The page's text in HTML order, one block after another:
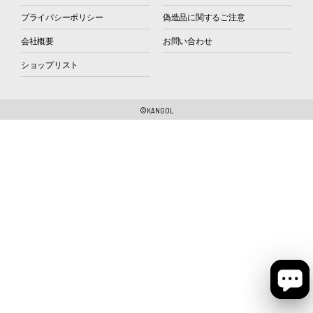
プライバシーポリシー 偽造品に関するご注意
会社概要 お問い合わせ
ショップリスト
©KANGOL